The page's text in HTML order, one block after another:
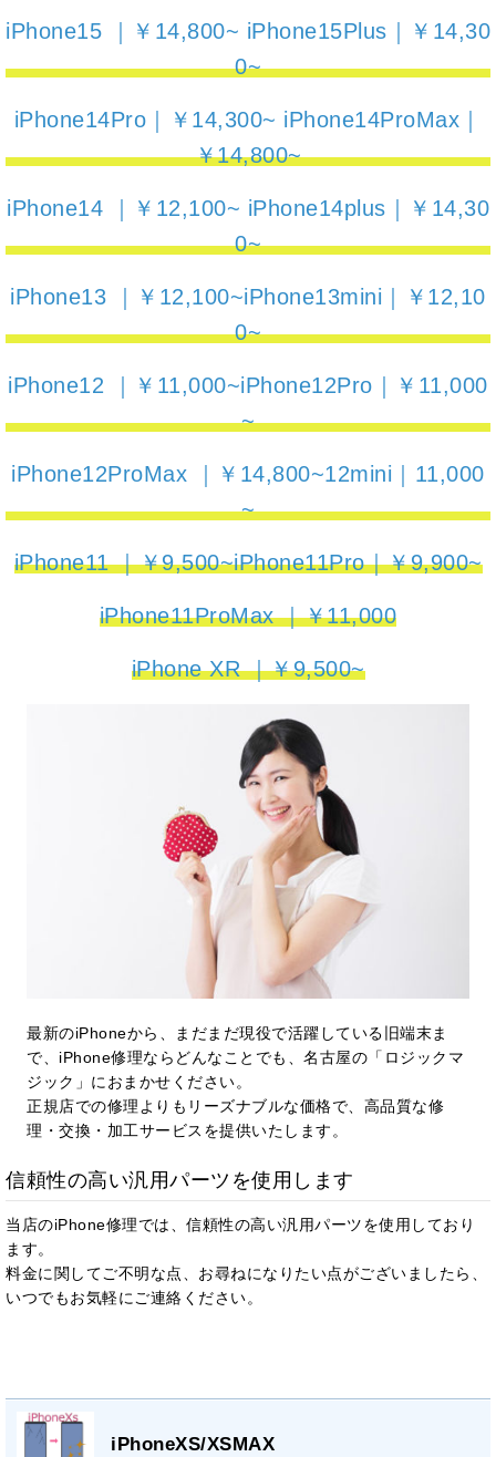
iPhone15 ｜￥14,800~ iPhone15Plus｜￥14,30
0~
iPhone14Pro｜￥14,300~ iPhone14ProMax｜
￥14,800~
iPhone14 ｜￥12,100~ iPhone14plus｜￥14,30
0~
iPhone13 ｜￥12,100~iPhone13mini｜￥12,10
0~
iPhone12 ｜￥11,000~iPhone12Pro｜￥11,000
~
iPhone12ProMax ｜￥14,800~12mini｜11,000
~
iPhone11 ｜￥9,500~iPhone11Pro｜￥9,900~
iPhone11ProMax ｜￥11,000
iPhone XR ｜￥9,500~
最新のiPhoneから、まだまだ現役で活躍している旧端末ま
で、iPhone修理ならどんなことでも、名古屋の「ロジックマ
ジック」におまかせください。
正規店での修理よりもリーズナブルな価格で、高品質な修
理・交換・加工サービスを提供いたします。
信頼性の高い汎用パーツを使用します
当店のiPhone修理では、信頼性の高い汎用パーツを使用しており
ます。
料金に関してご不明な点、お尋ねになりたい点がございましたら、
いつでもお気軽にご連絡ください。
iPhoneXS/XSMAX